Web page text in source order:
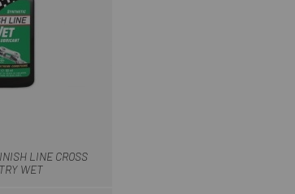
LINE CROSS
WET